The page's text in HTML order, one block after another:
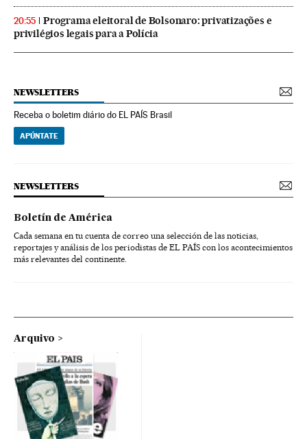
20:55
Programa eleitoral de Bolsonaro: privatizações e
privilégios legais para a Polícia
NEWSLETTERS
Receba o boletim diário do EL PAÍS Brasil
APÚNTATE
NEWSLETTERS
Boletín de América
Cada semana en tu cuenta de correo una selección de las noticias,
reportajes y análisis de los periodistas de EL PAÍS con los acontecimientos
más relevantes del continente.
Arquivo